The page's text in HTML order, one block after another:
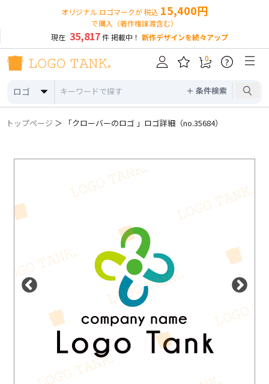
オリジナル ロゴマークが 税込 15,400円
で購入（著作権譲渡含む）
現在 35,817件 掲載中！ 新作デザインを続々アップ
ロゴ ＋ 条件検索
0 ?
トップページ ＞ 「クローバーのロゴ 」ロゴ詳細（no.35684）